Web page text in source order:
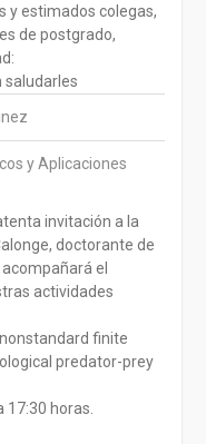
y Aplicaciones
y estimados colegas,
de postgrado,
saludarles
invitación a la
doctorante de
el
actividades
finite
predator-prey
horas.